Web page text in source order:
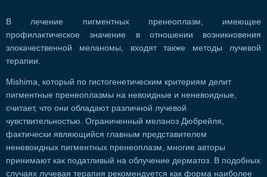
В лечение пигментных пренеоплазм, имеющее
профилактическое значение в отношении возникновения
злокачественной меланомы, входят также методы лучевой
терапии.
Mishima, который по гистогенетическим критериям делит
пигментные пренеоплазмы на невоидные и неневоидные,
считает, что они обладают различной лучевой
чувствительностью. Ограниченный меланоз Дюбрейля,
фактически являющийся главным представителем
неневоидных пигментных пренеоплазм, многие авторы
принимают как податливый на облучение дерматоз. В подобных
случаях лучевая терапия рекомендуется как форма наиболее